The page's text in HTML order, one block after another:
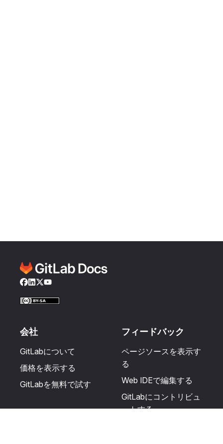
Facebook
LinkedIn
Twitter
YouTube
会社
GitLabについて
価格を表示する
GitLabを無料で試す
フィードバック
ページソースを表示す
る
Web IDEで編集する
GitLabにコントリビュ
ートする